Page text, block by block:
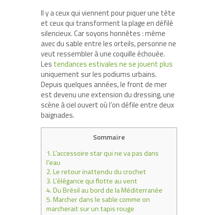
Il y a ceux qui viennent pour piquer une tête
et ceux qui transforment la plage en défilé
silencieux. Car soyons honnêtes : même
avec du sable entre les orteils, personne ne
veut ressembler à une coquille échouée.
Les tendances estivales ne se jouent plus
uniquement sur les podiums urbains.
Depuis quelques années, le front de mer
est devenu une extension du dressing, une
scène à ciel ouvert où l’on défile entre deux
baignades.
Sommaire
1.L’accessoire star qui ne va pas dans
l’eau
2.Le retour inattendu du crochet
3.L’élégance qui flotte au vent
4.Du Brésil au bord de la Méditerranée
5.Marcher dans le sable comme on
marcherait sur un tapis rouge